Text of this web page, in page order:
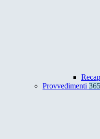
Provvedimenti 365